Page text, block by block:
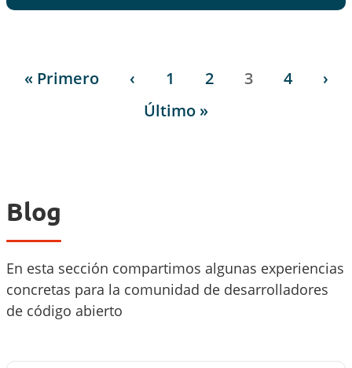
Primera página
« Primero Página anterior
‹ Página
1 Página
2 Página
3 Página
4
›
Última página
Último »
Blog
En esta sección compartimos algunas experiencias
concretas para la comunidad de desarrolladores
de código abierto